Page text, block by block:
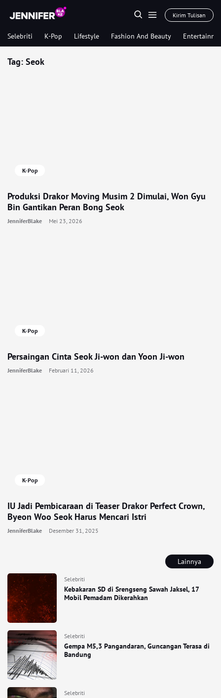
Kirim Tulisan
Selebriti K-Pop Lifestyle Fashion And Beauty
Lainnya
Selebriti
Kebakaran SD di Srengseng Sawah Jaksel, 17
Mobil Pemadam Dikerahkan
Selebriti
Gempa M5,3 Pangandaran, Guncangan Terasa di
Bandung
Selebriti
Tag: Seok
K-Pop
Produksi Drakor Moving Musim 2 Dimulai, Won Gyu
Bin Gantikan Peran Bong Seok
JenniferBlake Mei 23, 2026
K-Pop
Persaingan Cinta Seok Ji-won dan Yoon Ji-won
JenniferBlake Februari 11, 2026
K-Pop
IU Jadi Pembicaraan di Teaser Drakor Perfect Crown,
Byeon Woo Seok Harus Mencari Istri
JenniferBlake Desember 31, 2025